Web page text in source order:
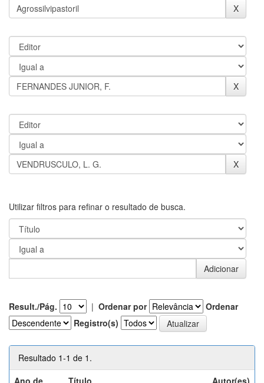
Utilizar filtros para refinar o resultado de busca.
Result./Pág. | Ordenar por
Ordenar
Registro(s)
Resultado 1-1 de 1.
Ano de
Título Autor(es)